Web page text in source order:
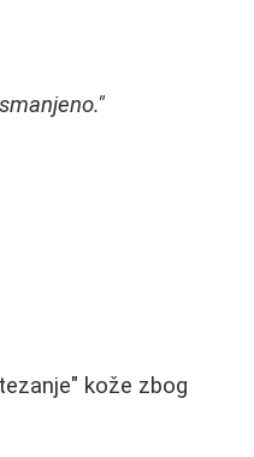
kože zbog